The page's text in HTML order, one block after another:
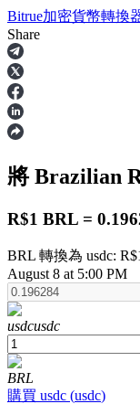
合約
USDT永續
多種以USDT
Bitrue加密貨幣轉換
Share
將 Brazilian
R$1 BRL =
BRL 轉換為 usdc:
August 8 at 5:00 PM
usdcusdc
BRL
購買 usdc (usdc)